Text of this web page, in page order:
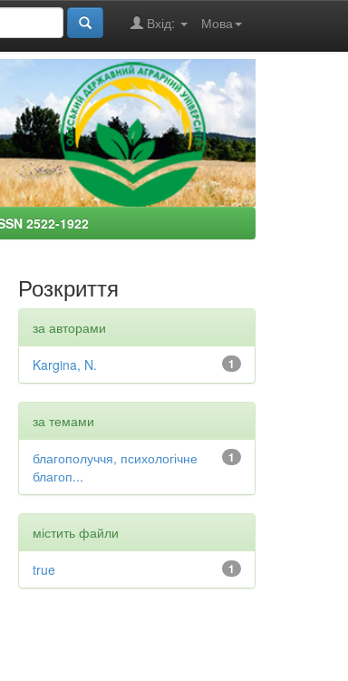
Мова
Вхід:
2522-1922
Розкриття
за авторами
1
Kargina, N.
за темами
1
благополуччя, психологічне
благоп...
містить файли
1
true